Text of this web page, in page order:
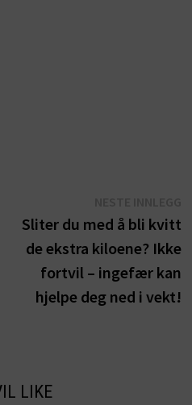
Sliter du med å bli kvitt
de ekstra kiloene? Ikke
fortvil – ingefær kan
hjelpe deg ned i vekt!
LIKE